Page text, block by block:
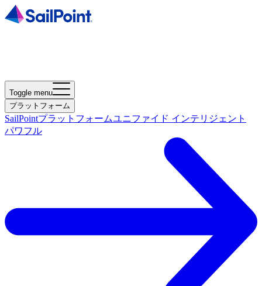
Toggle menu
プラットフォーム
SailPointプラットフォームユニファイド インテリジェント
パワフル